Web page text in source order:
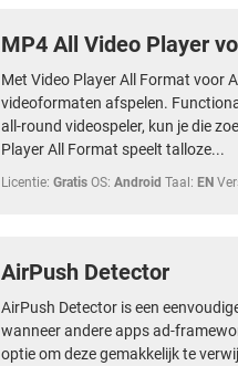
MP4 All Video Player
Met Video Player All Format voor
videoformaten afspelen.
all-round videospeler, kun je die
Player All Format speelt talloze...
Licentie: Gratis OS: Android Taal: EN
AirPush Detector
AirPush Detector is een
wanneer andere apps ad-
optie om deze gemakkelijk te